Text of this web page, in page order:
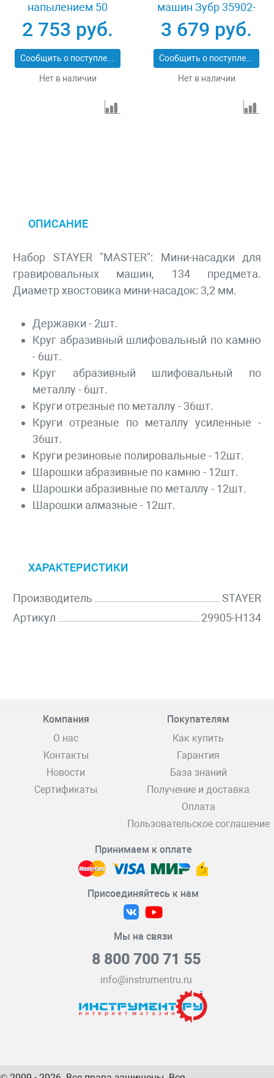
напылением 50
предметов Зубр
33383-H50
2 753 руб.
Сообщить о поступлении
Нет в наличии
машин Зубр 35902-
H238
3 679 руб.
Сообщить о поступлении
Нет в наличии
ОПИСАНИЕ
Набор STAYER "MASTER": Мини-насадки для
гравировальных машин, 134 предмета.
Диаметр хвостовика мини-насадок: 3,2 мм.
Державки - 2шт.
Круг абразивный шлифовальный по камню
- 6шт.
Круг абразивный шлифовальный по
металлу - 6шт.
Круги отрезные по металлу - 36шт.
Круги отрезные по металлу усиленные -
36шт.
Круги резиновые полировальные - 12шт.
Шарошки абразивные по камню - 12шт.
Шарошки абразивные по металлу - 12шт.
Шарошки алмазные - 12шт.
ХАРАКТЕРИСТИКИ
Производитель
STAYER
Артикул
29905-H134
Компания
О нас
Контакты
Новости
Сертификаты
Покупателям
Как купить
Гарантия
База знаний
Получение и доставка
Оплата
Пользовательское соглашение
Принимаем к оплате
Присоединяйтесь к нам
Мы на связи
8 800 700 71 55
info@instrumentru.ru